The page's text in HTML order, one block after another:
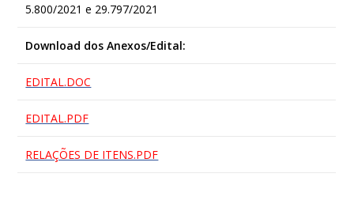
5.800/2021 e 29.797/2021
Download dos Anexos/Edital:
EDITAL.DOC
EDITAL.PDF
RELAÇÕES DE ITENS.PDF